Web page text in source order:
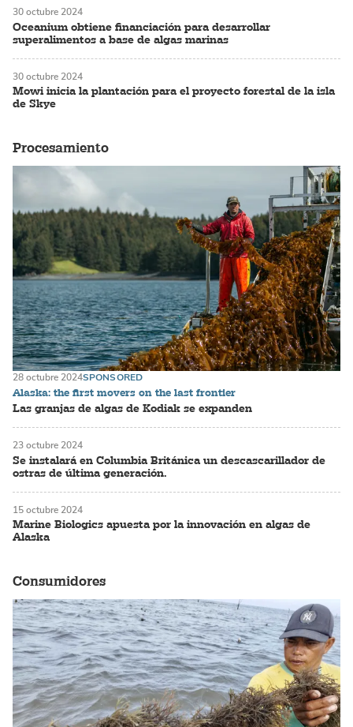
Oceanium obtiene financiación para desarrollar
superalimentos a base de algas marinas
30 octubre 2024
Mowi inicia la plantación para el proyecto forestal de la isla
de Skye
30 octubre 2024
Procesamiento
Alaska: the first movers on the last frontier
Las granjas de algas de Kodiak se expanden
28 octubre 2024SPONSORED
Se instalará en Columbia Británica un descascarillador de
ostras de última generación.
23 octubre 2024
Marine Biologics apuesta por la innovación en algas de
Alaska
15 octubre 2024
Consumidores